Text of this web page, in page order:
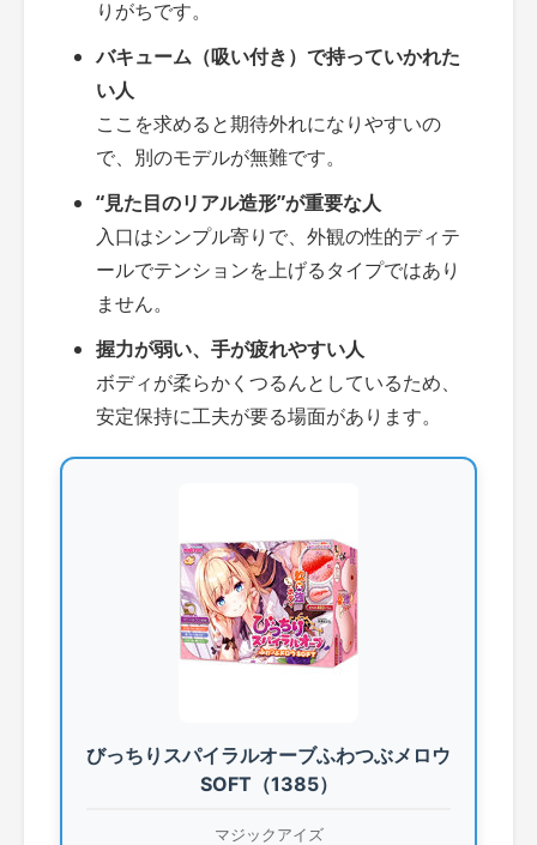
りがちです。
バキューム（吸い付き）で持っていかれた
い人
ここを求めると期待外れになりやすいの
で、別のモデルが無難です。
“見た目のリアル造形”が重要な人
入口はシンプル寄りで、外観の性的ディテ
ールでテンションを上げるタイプではあり
ません。
握力が弱い、手が疲れやすい人
ボディが柔らかくつるんとしているため、
安定保持に工夫が要る場面があります。
びっちりスパイラルオーブふわつぶメロウ
SOFT（1385）
マジックアイズ